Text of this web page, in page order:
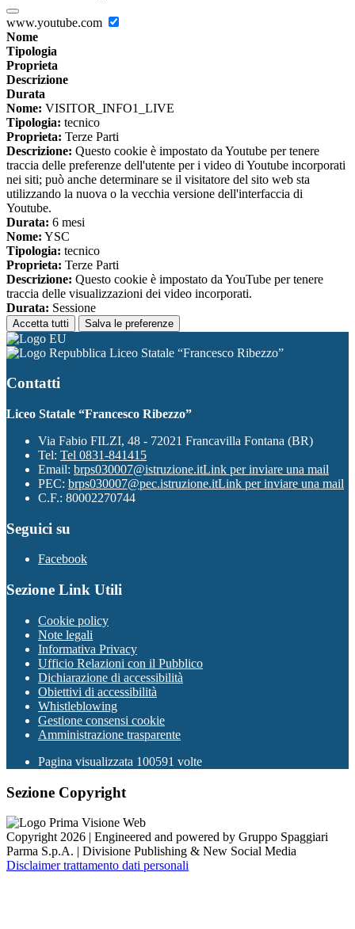
www.youtube.com
Nome
Tipologia
Proprieta
Descrizione
Durata
Nome: VISITOR_INFO1_LIVE
Tipologia: tecnico
Proprieta: Terze Parti
Descrizione: Questo cookie è impostato da Youtube per tenere
traccia delle preferenze dell'utente per i video di Youtube incorporati
nei siti; può anche determinare se il visitatore del sito web sta
utilizzando la nuova o la vecchia versione dell'interfaccia di
Youtube.
Durata: 6 mesi
Nome: YSC
Tipologia: tecnico
Proprieta: Terze Parti
Descrizione: Questo cookie è impostato da YouTube per tenere
traccia delle visualizzazioni dei video incorporati.
Durata: Sessione
Accetta tutti Salva le preferenze
Liceo Statale “Francesco Ribezzo”
Contatti
Liceo Statale “Francesco Ribezzo”
Via Fabio FILZI, 48 - 72021 Francavilla Fontana (BR)
Tel: Tel 0831-841415
Email: brps030007@istruzione.itLink per inviare una mail
PEC: brps030007@pec.istruzione.itLink per inviare una mail
C.F.: 80002270744
Seguici su
Facebook
Sezione Link Utili
Cookie policy
Note legali
Informativa Privacy
Ufficio Relazioni con il Pubblico
Dichiarazione di accessibilità
Obiettivi di accessibilità
Whistleblowing
Gestione consensi cookie
Amministrazione trasparente
Pagina visualizzata 100591 volte
Sezione Copyright
Copyright 2026 | Engineered and powered by Gruppo Spaggiari
Parma S.p.A. | Divisione Publishing & New Social Media
Disclaimer trattamento dati personali